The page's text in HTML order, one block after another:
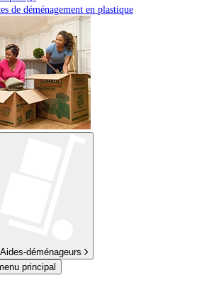
de déménagement en plastique
Aides-déménageurs
principal